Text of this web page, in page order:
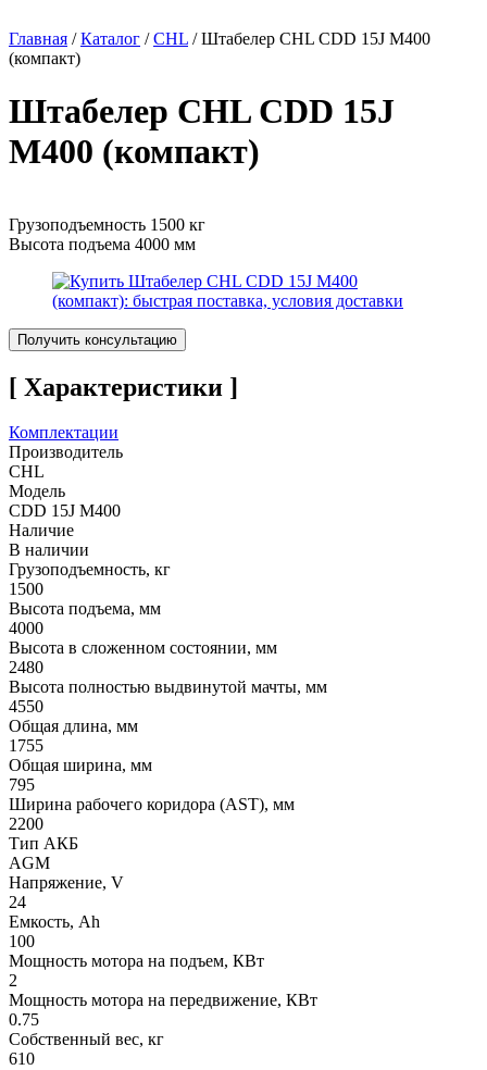
Главная /Каталог /CHL /Штабелер CHL CDD 15J M400
(компакт)
Штабелер CHL CDD 15J
M400 (компакт)
Грузоподъемность 1500 кг
Высота подъема 4000 мм
Получить консультацию
[ Характеристики ]
Комплектации
Производитель
CHL
Модель
CDD 15J M400
Наличие
В наличии
Грузоподъемность, кг
1500
Высота подъема, мм
4000
Высота в сложенном состоянии, мм
2480
Высота полностью выдвинутой мачты, мм
4550
Общая длина, мм
1755
Общая ширина, мм
795
Ширина рабочего коридора (AST), мм
2200
Тип АКБ
AGM
Напряжение, V
24
Емкость, Ah
100
Мощность мотора на подъем, КВт
2
Мощность мотора на передвижение, КВт
0.75
Собственный вес, кг
610